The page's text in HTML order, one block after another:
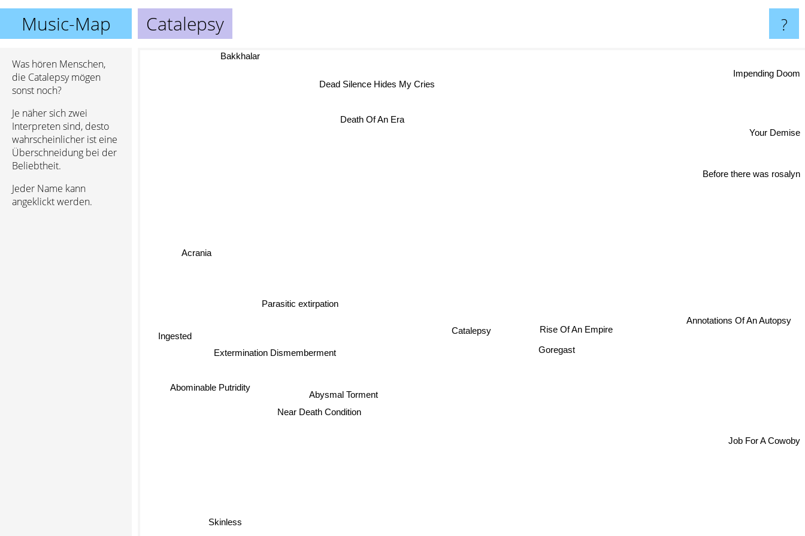
Music-Map Catalepsy ?
Was hören Menschen,
die Catalepsy mögen
sonst noch?
Je näher sich zwei
Interpreten sind, desto
wahrscheinlicher ist eine
Überschneidung bei der
Beliebtheit.
Jeder Name kann
angeklickt werden.
Catalepsy
Goregast
Rise Of An Empire
Abysmal Torment
Annotations Of An Autopsy
Parasitic extirpation
Extermination Dismemberment
Near Death Condition
Death Of An Era
Abominable Putridity
Dead Silence Hides My Cries
Acrania
Ingested
Skinless
Impending Doom
Bakkhalar
Job For A Cowoby
Your Demise
Before there was rosalyn